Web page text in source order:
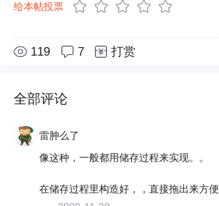
给本帖投票
119 7 打赏
全部评论
雷肿么了
像这种，一般都用储存过程来实现。。
在储存过程里构造好，，直接拖出来方便